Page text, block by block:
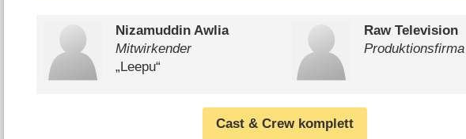
Nizamuddin Awlia
Mitwirkender
„Leepu“
Raw Television
Produktionsfirma
Cast & Crew komplett